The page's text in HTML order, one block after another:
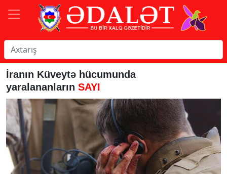
İranın Küveytə hücumunda
yaralananların SAYI